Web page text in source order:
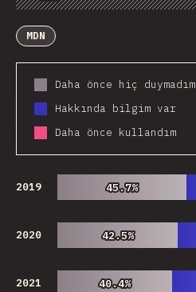
Chart Data
MDN
Daha önce hiç duymadım
Hakkında bilgim var
Daha önce kullandım
2019 45.7%
45.7%
2020 42.5%
42.5%
2021 40.4%
40.4%